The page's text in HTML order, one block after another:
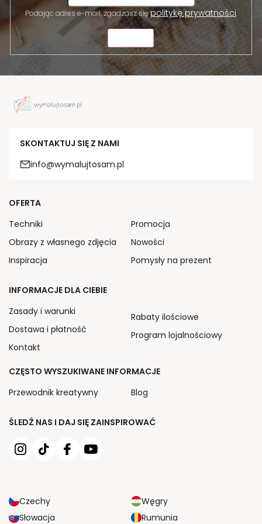
Podając adres e-mail, zgadzasz siępolitykę prywatności.
SKONTAKTUJ SIĘ Z NAMI
info@wymalujtosam.pl
ŚLEDŹ NAS I DAJ SIĘ ZAINSPIROWAĆ
Czechy
Węgry
Słowacja
Rumunia
OFERTA
Techniki
Obrazy z własnego zdjęcia
Inspiracja
Promocja
Nowości
Pomysły na prezent
INFORMACJE DLA CIEBIE
Zasady i warunki
Dostawa i płatność
Kontakt
Rabaty ilościowe
Program lojalnościowy
CZĘSTO WYSZUKIWANE INFORMACJE
Przewodnik kreatywny
Blog